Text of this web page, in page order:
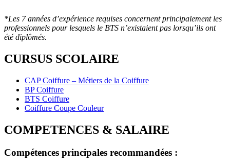
*Les 7 années d’expérience requises concernent principalement les
professionnels pour lesquels le BTS n’existaient pas lorsqu’ils ont
été diplômés.
CURSUS SCOLAIRE
CAP Coiffure – Métiers de la Coiffure
BP Coiffure
BTS Coiffure
Coiffure Coupe Couleur
COMPETENCES & SALAIRE
Compétences principales recommandées :